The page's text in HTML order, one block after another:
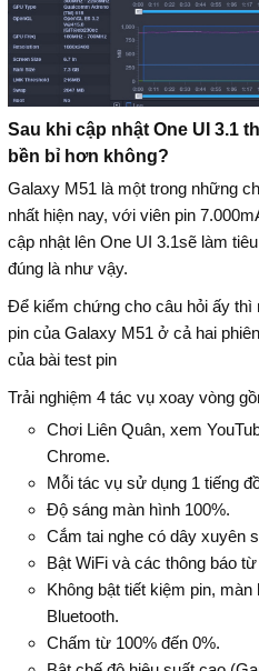
Sau khi cập nhật One UI 3.1
bền bỉ hơn không?
Galaxy M51 là một trong những
nhất hiện nay, với viên pin
cập nhật lên One UI 3.1sẽ làm
đúng là như vậy.
Để kiểm chứng cho câu hỏi ấy thì
pin của Galaxy M51 ở cả hai
của bài test pin
Trải nghiệm 4 tác vụ xoay vòng
Chơi Liên Quân, xem
Chrome.
Mỗi tác vụ sử dụng 1 tiếng
Độ sáng màn hình 100%.
Cắm tai nghe có dây xuyên
Bật WiFi và các thông báo
Không bật tiết kiệm pin,
Bluetooth.
Chấm từ 100% đến 0%.